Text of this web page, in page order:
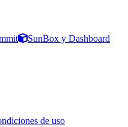
SunBox y Dashboard
de uso